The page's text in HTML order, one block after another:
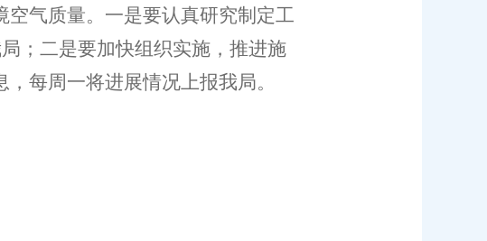
气质量。一是要认真研究制定工
；二是要加快组织实施，推进施
每周一将进展情况上报我局。